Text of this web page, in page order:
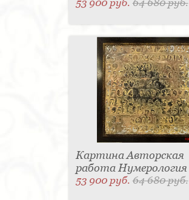
53 900 руб.64 680 руб.
Картина Авторская
работа Нумерология
53 900 руб.64 680 руб.